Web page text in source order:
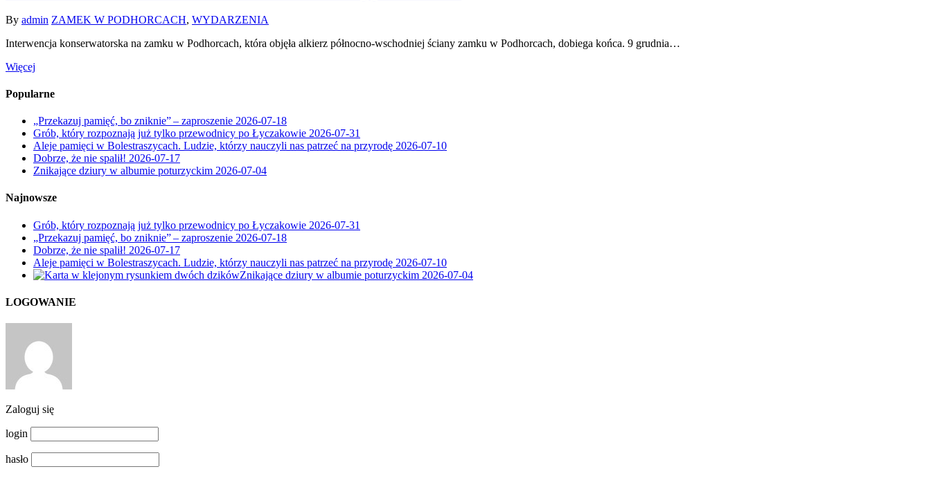
By admin ZAMEK W PODHORCACH, WYDARZENIA
Interwencja konserwatorska na zamku w Podhorcach, która objęła alkierz północno-wschodniej ściany zamku w Podhorcach, dobiega końca. 9 grudnia…
Więcej
Popularne
„Przekazuj pamięć, bo zniknie” – zaproszenie 2026-07-18
Grób, który rozpoznają już tylko przewodnicy po Łyczakowie 2026-07-31
Aleje pamięci w Bolestraszycach. Ludzie, którzy nauczyli nas patrzeć na przyrodę 2026-07-10
Dobrze, że nie spalił! 2026-07-17
Znikające dziury w albumie poturzyckim 2026-07-04
Najnowsze
Grób, który rozpoznają już tylko przewodnicy po Łyczakowie 2026-07-31
„Przekazuj pamięć, bo zniknie” – zaproszenie 2026-07-18
Dobrze, że nie spalił! 2026-07-17
Aleje pamięci w Bolestraszycach. Ludzie, którzy nauczyli nas patrzeć na przyrodę 2026-07-10
Znikające dziury w albumie poturzyckim 2026-07-04
LOGOWANIE
Zaloguj się
login
hasło